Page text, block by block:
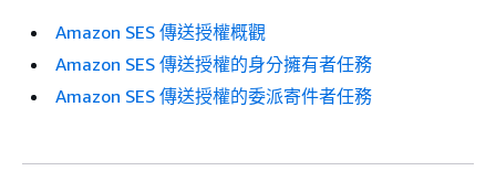
Amazon SES 傳送授權概觀
Amazon SES 傳送授權的身分擁有者任務
Amazon SES 傳送授權的委派寄件者任務